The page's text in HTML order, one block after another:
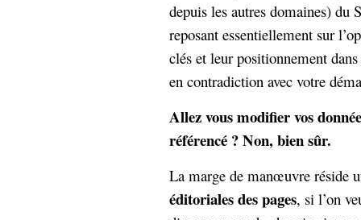
depuis les autres domaines) du
reposant essentiellement sur
clés et leur positionnement
en contradiction avec votre
Allez vous modifier vos
référencé ? Non, bien sûr.
La marge de manœuvre réside
éditoriales des pages, si l’on